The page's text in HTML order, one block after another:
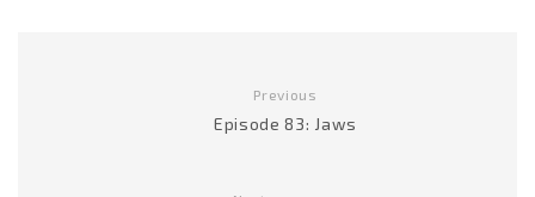
Previous
Episode 83: Jaws